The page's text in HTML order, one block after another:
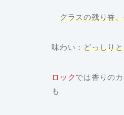
グラスの残り香
味わい ：どっしり
ロックでは香りの
も